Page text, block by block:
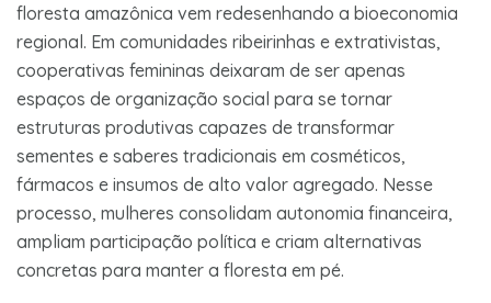
floresta amazônica vem redesenhando a bioeconomia
regional. Em comunidades ribeirinhas e extrativistas,
cooperativas femininas deixaram de ser apenas
espaços de organização social para se tornar
estruturas produtivas capazes de transformar
sementes e saberes tradicionais em cosméticos,
fármacos e insumos de alto valor agregado. Nesse
processo, mulheres consolidam autonomia financeira,
ampliam participação política e criam alternativas
concretas para manter a floresta em pé.